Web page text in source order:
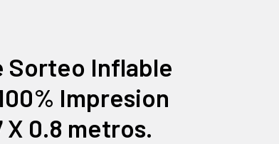
Sorteo Inflable
Impresion
X 0.8 metros.